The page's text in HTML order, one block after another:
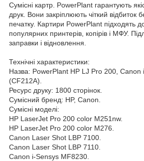
Сумісні картр. PowerPlant гарантують
друк. Вони закріплюють чіткий відбиток
печатку. Картири PowerPlant підходять
популярних принтерів, копірів і МФУ.
заправки і відновлення.
Технічні характеристики:
Назва: PowerPlant HP LJ Pro 200, Canon
(CF212A).
Ресурс друку: 1800 сторінок.
Сумісний бренд: HP, Canon.
Сумісні моделі:
HP LaserJet Pro 200 color M251nw.
HP LaserJet Pro 200 color M276.
Canon Laser Shot LBP 7100.
Canon Laser Shot LBP 7110.
Canon i-Sensys MF8230.